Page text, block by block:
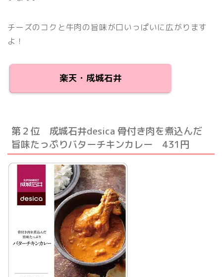
チーズのコクと牛肉の旨味が口いっぱいに広がります
よ！
楽天・成城石井
第２位 成城石井desica 骨付き肉を煮込んだ
旨味たっぷりバターチキンカレー 431円